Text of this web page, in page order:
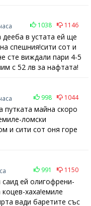
1038 1146
в устата ей ще
спешния!сити сот и
сте виждали пари 4-5
с 52 лв за нафтата!
998 1044
путката майна скоро
ломски
и сити сот оня горе
991 1150
ей олигофрени-
хаха!емиле
вади баретите със